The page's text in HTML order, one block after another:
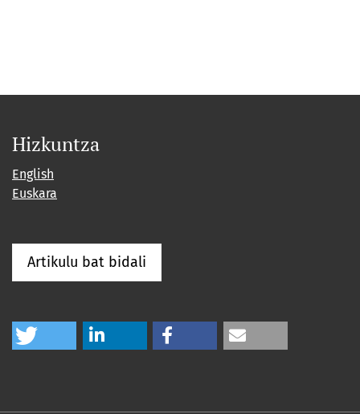
Hizkuntza
English
Euskara
Artikulu bat bidali